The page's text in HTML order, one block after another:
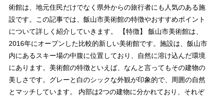
術館は、地元住民だけでなく県外からの旅行者にも人気のある施
設です。この記事では、飯山市美術館の特徴やおすすめポイント
について詳しく紹介していきます。 【特徴】 飯山市美術館は、
2016年にオープンした比較的新しい美術館です。施設は、飯山市
内にあるスキー場の中腹に位置しており、自然に溶け込んだ環境
にあります。美術館の特徴といえば、なんと言ってもその建物の
美しさです。グレーと白のシックな外観が印象的で、周囲の自然
とマッチしています。 内部は2つの建物に分かれており、それぞ